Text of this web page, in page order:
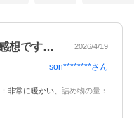
1シーズン実際に利用してみた感想ですが… 2026/4/19
son********さん
： 非常に暖かい 詰め物の量 ：